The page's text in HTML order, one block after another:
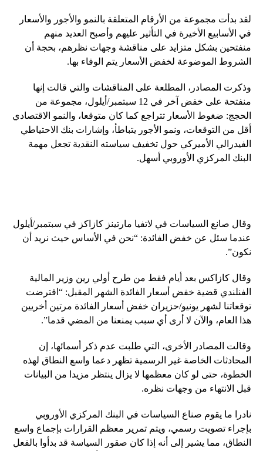
لقد بدأت مجموعة من الأرقام المتعلقة بالنمو والأجور والأسعار
في الأسابيع الأخيرة في التأثير عليهم وأصبح العديد منهم
منفتحين بشكل متزايد على مناقشة وجهات نظرهم، بحجة أن
الشروط الموضوعة لخفض الأسعار يتم الوفاء بها.
وذكرت المصادر، المطلعة على المناقشات والتي قالت إنها
منفتحة على خفض آخر في 12 سبتمبر/أيلول، مجموعة من
الحجج: ضغوط الأسعار تتراجع كما كان متوقعا، والنمو الاقتصادي
أقل من التوقعات، ونمو الأجور يتباطأ، وإشارات بنك الاحتياطي
الفيدرالي الأميركي حول تخفيف سياسته النقدية تجعل مهمة
البنك المركزي الأوروبي أسهل.
وقال صانع السياسات في لاتفيا مارتينز كازاكز في سبتمبر/أيلول
عندما سئل عن خفض الفائدة: “نحن في الأساس حيث نريد أن
نكون”.
وقال كازاكس بعد أيام فقط من طرح أولي رين وزير المالية
الفنلندي قضية خفض أسعار الفائدة الشهر المقبل: “افترضت
توقعاتنا لشهر يونيو/حزيران خفض أسعار الفائدة مرتين أخريين
هذا العام، والآن لا أرى أي سبب يمنعنا من المضي قدما”.
وقالت المصادر الأخرى، التي طلبت عدم ذكر أسمائها، إن
المحادثات الخاصة غير الرسمية تظهر دعما واسع النطاق لهذه
الخطوة، حتى لو كان معظمها لا يزال ينتظر مزيدا من البيانات
قبل الانتهاء من وجهات نظره.
نادرا ما يقوم صناع السياسات في البنك المركزي الأوروبي
بإجراء تصويت رسمي، ويتم تمرير معظم القرارات بإجماع واسع
النطاق، مما يشير إلى أنه إذا كان صقور السياسة قد بدأوا بالفعل